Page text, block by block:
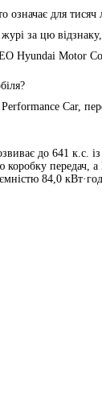
означає для
за цю
Hyundai Motor
Car,
до 641 к.с.
передач,
ємністю 84,0